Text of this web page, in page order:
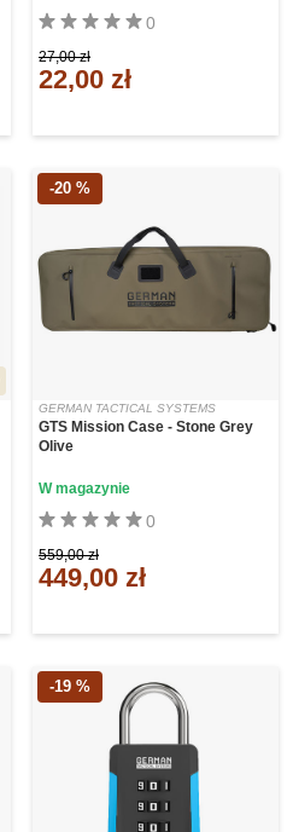
0
27,00 zł
22,00 zł
-20 %
GERMAN TACTICAL SYSTEMS
GTS Mission Case - Stone Grey
Olive
0
W magazynie
559,00 zł
449,00 zł
-19 %